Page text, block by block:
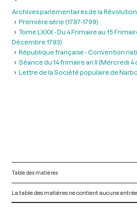
Archives parlementaires de la
Première série (1787-1799)
Tome LXXX - Du 4 Frimaire au 15
Décembre 1793)
République française - Convention
Séance du 14 frimaire an II (Mercredi 4
Lettre de la Société populaire de
Table des matières
La table des matières ne contient aucune entrée.